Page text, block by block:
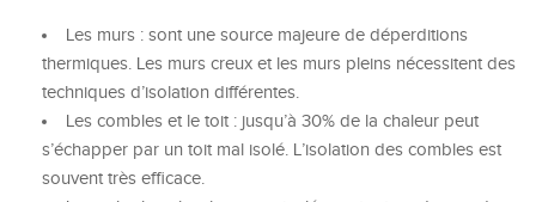
Les murs : sont une source majeure de déperditions
thermiques. Les murs creux et les murs pleins nécessitent des
techniques d’isolation différentes.
Les combles et le toit : jusqu’à 30% de la chaleur peut
s’échapper par un toit mal isolé. L’isolation des combles est
souvent très efficace.